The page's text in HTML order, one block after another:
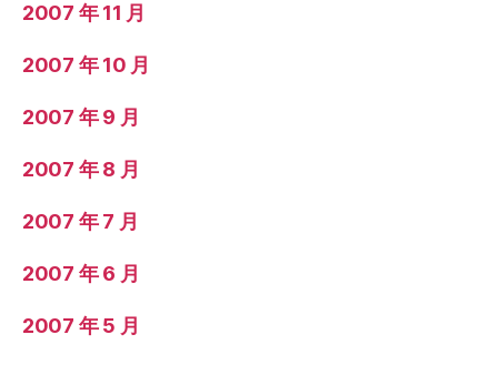
2007 年 11 月
2007 年 10 月
2007 年 9 月
2007 年 8 月
2007 年 7 月
2007 年 6 月
2007 年 5 月